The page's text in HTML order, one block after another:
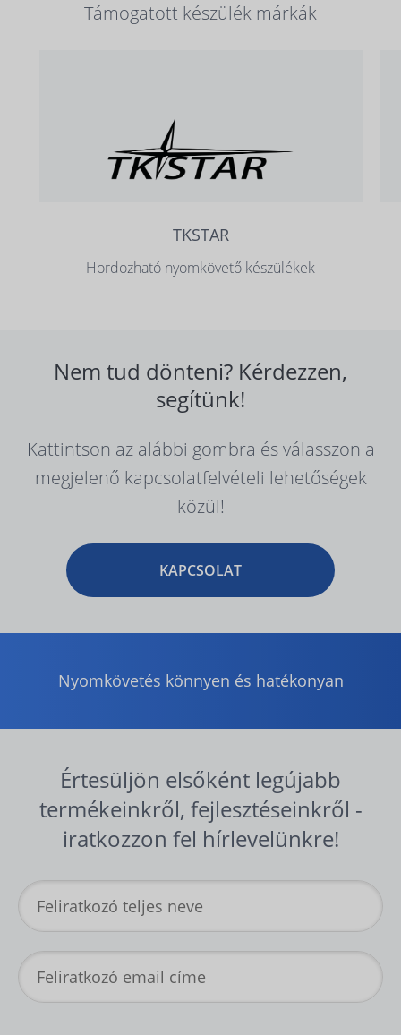
Támogatott készülék márkák
TKSTAR
Hordozható nyomkövető készülékek
Nem tud dönteni? Kérdezzen,
segítünk!
Kattintson az alábbi gombra és válasszon a
megjelenő kapcsolatfelvételi lehetőségek
közül!
KAPCSOLAT
Nyomkövetés könnyen és hatékonyan
Értesüljön elsőként legújabb
termékeinkről, fejlesztéseinkről -
iratkozzon fel hírlevelünkre!